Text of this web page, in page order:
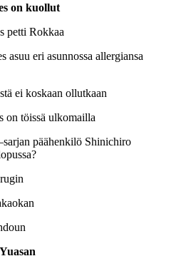
on kuollut
Rokkaa
asuu eri asunnossa allergiansa
ollutkaan
ulkomailla
päähenkilö Shinichiro